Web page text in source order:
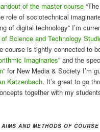
of the master course
role of sociotechnical
of digital technology” I’m
Science and Technology
course is tightly connected to
Imaginaries” and the
” for New Media & Society I’m
Katzenbach. It’s great to go
together with my
AND METHODS OF COURSE